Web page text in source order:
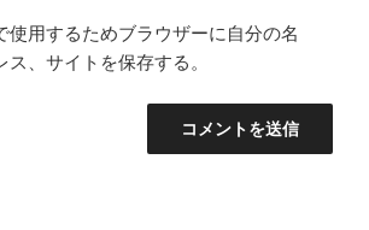
使用するためブラウザーに自分の名
、サイトを保存する。